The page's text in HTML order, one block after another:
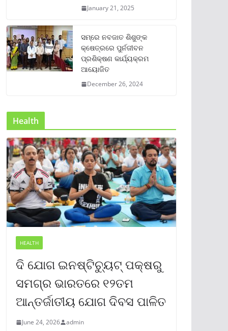
January 21, 2025
ସମ୍‌ରେ ନବଜାତ ଶିଶୁଙ୍କ
କ୍ଷେତ୍ରରେ ପୁର୍ନଜୀବନ
ପ୍ରଶିକ୍ଷଣ କାର୍ଯ୍ୟକ୍ରମ
ଆୟୋଜିତ
December 26, 2024
Health
HEALTH
ଦି ଯୋଗ ଇନଷ୍ଟିଚ୍ୟୁଟ୍ ପକ୍ଷରୁ
ସମଗ୍ର ଭାରତରେ ୧୨ତମ
ଆନ୍ତର୍ଜାତୀୟ ଯୋଗ ଦିବସ ପାଳିତ
June 24, 2026 admin